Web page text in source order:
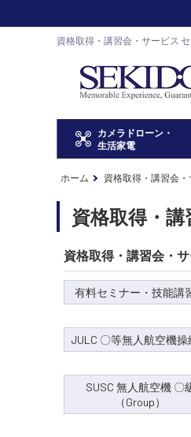
資格取得・講習会・サービス
カメラドローン・
生活家電
ホーム 資格取得・講習会・
資格取得・
資格取得・講習会・
有料セミナー・技能講
JULC 〇等無人航空機操
SUSC 無人航空機 〇
（Group）